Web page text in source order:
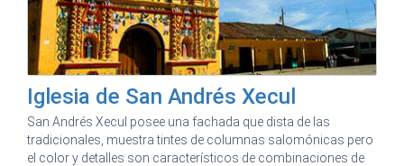
Iglesia de San Andrés Xecul
San Andrés Xecul posee una fachada que dista de las
tradicionales, muestra tintes de columnas salomónicas pero
el color y detalles son característicos de combinaciones de